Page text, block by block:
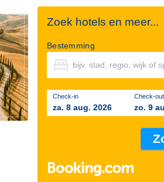
Zoek hotels en meer...
Bestemming
Check-in
za. 8 aug. 2026
Check-out
zo. 9